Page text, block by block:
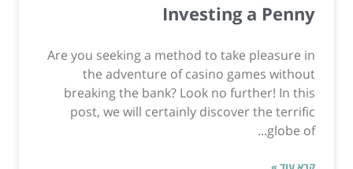
Investing a Penny
Are you seeking a method to take pleasure in
the adventure of casino games without
breaking the bank? Look no further! In this
post, we will certainly discover the terrific
globe of...